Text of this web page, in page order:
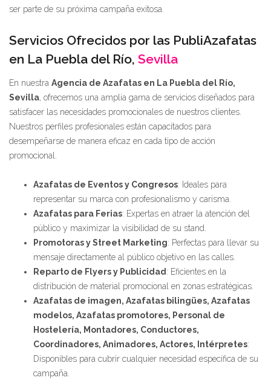
ser parte de su próxima campaña exitosa.
Servicios Ofrecidos por las PubliAzafatas
en La Puebla del Río, Sevilla
En nuestra Agencia de Azafatas en La Puebla del Río,
Sevilla , ofrecemos una amplia gama de servicios diseñados para
satisfacer las necesidades promocionales de nuestros clientes.
Nuestros perfiles profesionales están capacitados para
desempeñarse de manera eficaz en cada tipo de acción
promocional.
Azafatas de Eventos y Congresos: Ideales para
representar su marca con profesionalismo y carisma.
Azafatas para Ferias: Expertas en atraer la atención del
público y maximizar la visibilidad de su stand.
Promotoras y Street Marketing: Perfectas para llevar su
mensaje directamente al público objetivo en las calles.
Reparto de Flyers y Publicidad : Eficientes en la
distribución de material promocional en zonas estratégicas.
Azafatas de imagen, Azafatas bilingües, Azafatas
modelos, Azafatas promotores, Personal de
Hostelería, Montadores, Conductores,
Coordinadores, Animadores, Actores, Intérpretes:
Disponibles para cubrir cualquier necesidad específica de su
campaña.